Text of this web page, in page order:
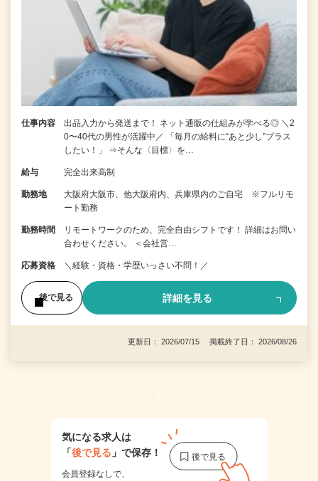
仕事内容
出品入力から発送まで！ ネット通販の仕組みが学べる◎ ＼2
0〜40代の男性が活躍中／ 「毎月の給料に“あと少し”プラス
したい！」 ⇒そんな〈目標〉を…
給与 完全出来高制
勤務地
大阪府大阪市、他大阪府内、兵庫県内のご自宅 ※フルリモ
ート勤務
勤務時間
リモートワークのため、完全自由シフトです！ 詳細はお問い
合わせください。 ＜会社営…
応募資格 ＼経験・資格・学歴いっさい不問！／
後で見る 詳細を見る
更新日： 2026/07/15 掲載終了日： 2026/08/26
1
気になる求人は
「後で見る 」で保存！
会員登録なしで、